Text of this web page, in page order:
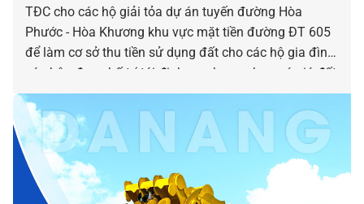
TĐC cho các hộ giải tỏa dự án tuyến đường Hòa
Phước - Hòa Khương khu vực mặt tiền đường ĐT 605
để làm cơ sở thu tiền sử dụng đất cho các hộ gia đình,
cá nhân được bố trí tái định cư nhưng chưa có giá đất
trước ngày 01-8-2024 trên địa bàn xã Hòa Tiến.